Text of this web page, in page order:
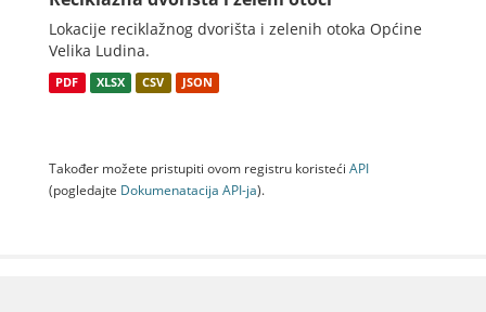
Lokacije reciklažnog dvorišta i zelenih otoka Općine
Velika Ludina.
PDF XLSX CSV JSON
Također možete pristupiti ovom registru koristeći API
(pogledajte Dokumenаtаcijа API-jа).